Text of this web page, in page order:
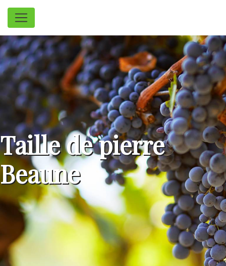
Panneau de gestion des cookies
Taille de pierre
Beaune